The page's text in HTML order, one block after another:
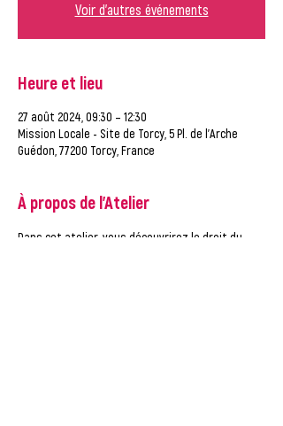
Voir d'autres événements
Heure et lieu
27 août 2024, 09:30 – 12:30
Mission Locale - Site de Torcy, 5 Pl. de l'Arche
Guédon, 77200 Torcy, France
À propos de l'Atelier
Dans cet atelier, vous découvrirez le droit du